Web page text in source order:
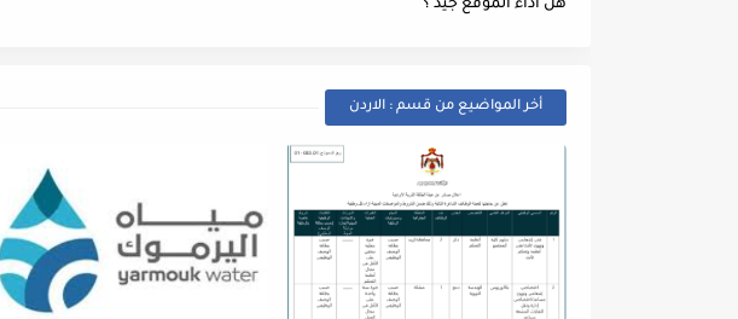
هل اداء الموقع جيد ؟
أخر المواضيع من قسم : الاردن